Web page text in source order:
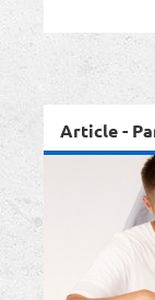
Article -